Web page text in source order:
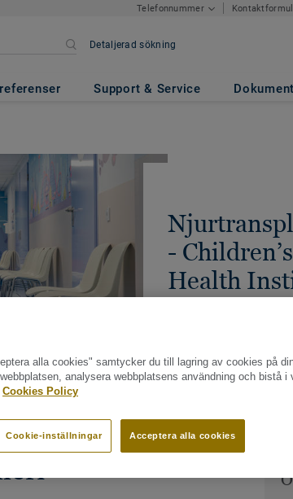
Telefonnummer
Detaljerad sökning
Support & Service Dokument
-
Health
alla cookies" samtycker du till lagring av cookies på
analysera webbplatsens användning och bistå i
Cookies Policy
Acceptera alla cookies
Cookie-inställningar